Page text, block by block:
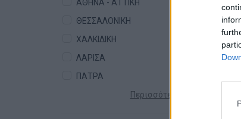
ΑΘΗΝΑ - ΑΤΤΙΚΗ
ΘΕΣΣΑΛΟΝΙΚΗ
ΧΑΛΚΙΔΙΚΗ
ΛΑΡΙΣΑ
ΠΑΤΡΑ
Περισσότερες πόλεις +